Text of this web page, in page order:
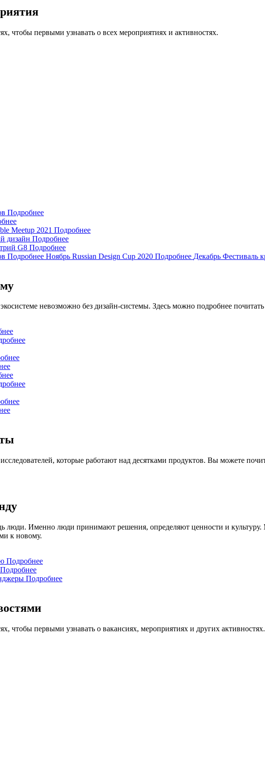
чтобы первыми узнавать о всех мероприятиях и активностях.
Подробнее
Meetup 2021 Подробнее
дизайн Подробнее
G8 Подробнее
Подробнее Ноябрь Russian Design Cup 2020 Подробнее Декабрь Фестиваль
невозможно без дизайн-системы. Здесь можно подробнее
которые работают над десятками продуктов. Вы можете
люди. Именно люди принимают решения, определяют ценности и культуру.
к новому.
Подробнее
Подробнее
Подробнее
чтобы первыми узнавать о вакансиях, мероприятиях и других активностях.